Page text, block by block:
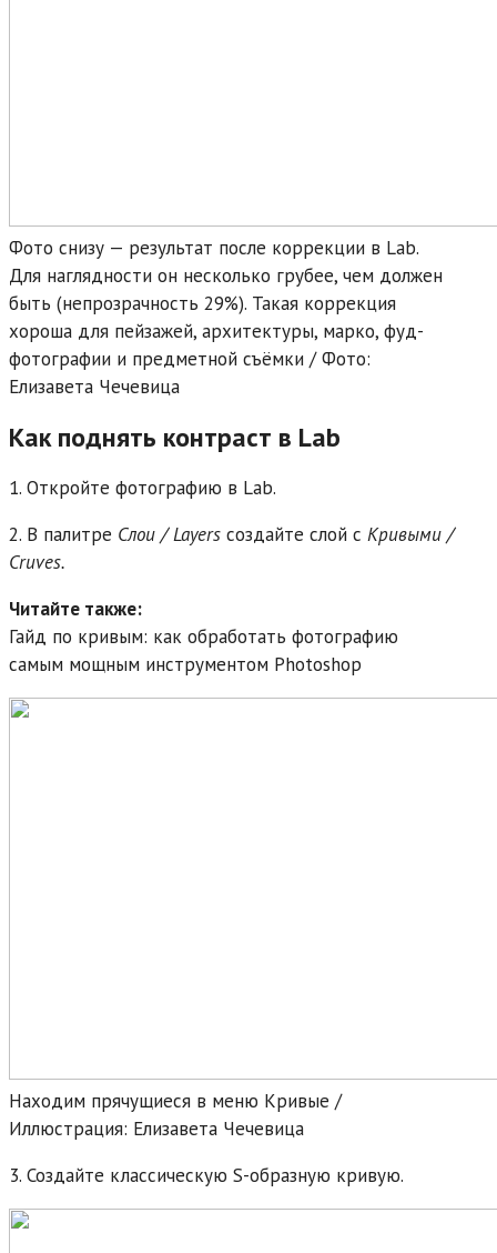
Фото снизу — результат после коррекции в Lab.
Для наглядности он несколько грубее, чем должен
быть (непрозрачность 29%). Такая коррекция
хороша для пейзажей, архитектуры, марко, фуд-
фотографии и предметной съёмки / Фото:
Елизавета Чечевица
Как поднять контраст в Lab
1. Откройте фотографию в Lab.
2. В палитре Слои / Layers создайте слой с Кривыми /
Cruves.
Читайте также:
Гайд по кривым: как обработать фотографию
самым мощным инструментом Photoshop
Находим прячущиеся в меню Кривые /
Иллюстрация: Елизавета Чечевица
3. Создайте классическую S-образную кривую.